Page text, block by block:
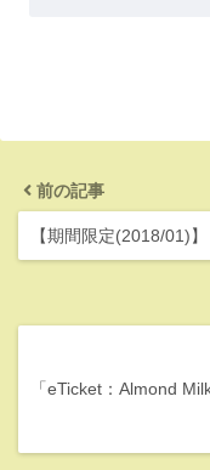
前の記事
【期間限定(2018/01)
「eTicket：Almond